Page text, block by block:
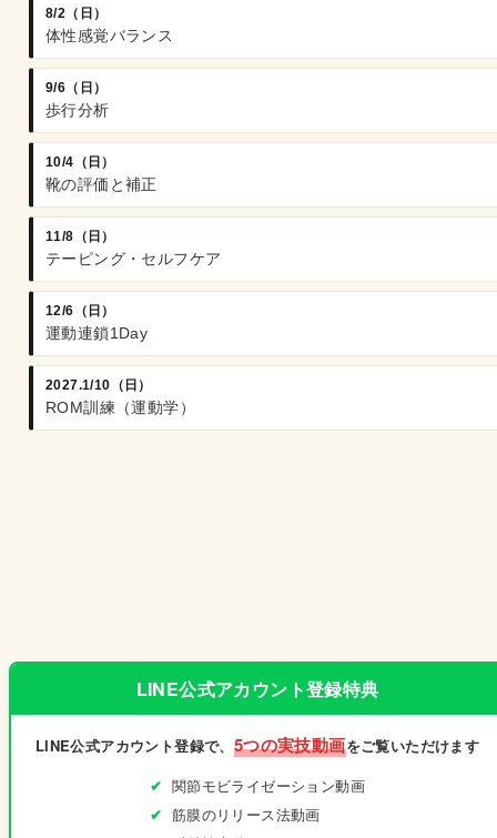
8/2（日）
体性感覚バランス
9/6（日）
歩行分析
10/4（日）
靴の評価と補正
11/8（日）
テーピング・セルフケア
12/6（日）
運動連鎖1Day
2027.1/10（日）
ROM訓練（運動学）
LINE公式アカウント登録特典
LINE公式アカウント登録で、 5つの実技動画をご覧いただけます
関節モビライゼーション動画
筋膜のリリース法動画